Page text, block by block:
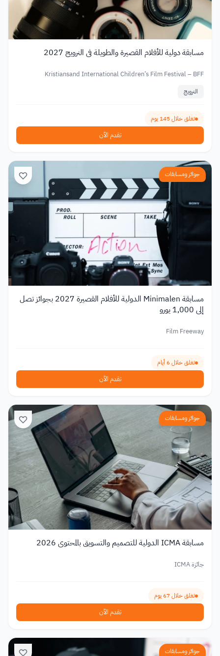
مسابقة دولية للأفلام القصيرة والطويلة في النرويج 2027
Kristiansand International Children’s Film Festival – BFF
النرويج
تغلق خلال 145 يوم
تقدم الآن
جوائز ومسابقات
مسابقة Minimalen الدولية للأفلام القصيرة 2027 بجوائز تصل
إلى 1,000 يورو
Film Freeway
تغلق خلال 6 أيام
تقدم الآن
جوائز ومسابقات
مسابقة ICMA الدولية للتصميم والتسويق بالمحتوى 2026
جائزة ICMA
تغلق خلال 67 يوم
تقدم الآن
جوائز ومسابقات